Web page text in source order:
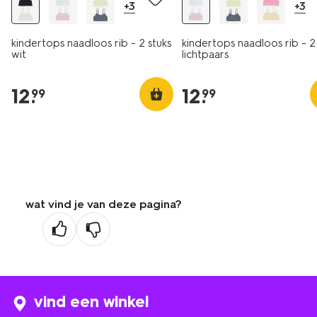
+3
kindertops naadloos rib - 2 stuks
wit
12.
99
+3
kindertops naadloos rib - 2
lichtpaars
12.
99
wat vind je van deze pagina?
vind een winkel